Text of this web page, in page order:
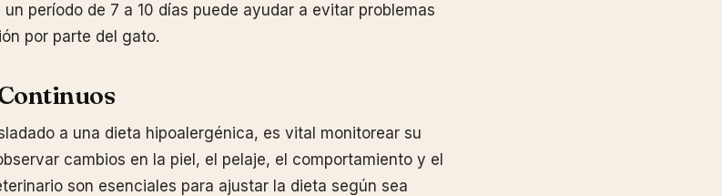
período de 7 a 10 días puede ayudar a evitar problemas
por parte del gato.
a una dieta hipoalergénica, es vital monitorear su
cambios en la piel, el pelaje, el comportamiento y el
son esenciales para ajustar la dieta según sea